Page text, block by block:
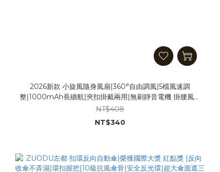
2026新款 小旋風隨身風扇|360°自由調風|5檔風速調
整|1000mAh長續航|夾扣掛戴兩用|無刷靜音電機 掛腰風扇
掛脖風扇 夾扇 迷你風扇
NT$408
NT$340